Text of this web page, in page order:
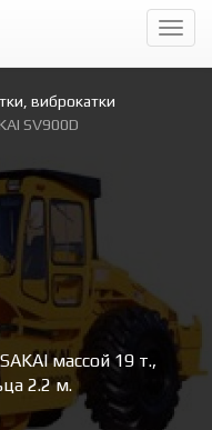
виброкатки
SV900D
массой 19 т.,
2.2 м.